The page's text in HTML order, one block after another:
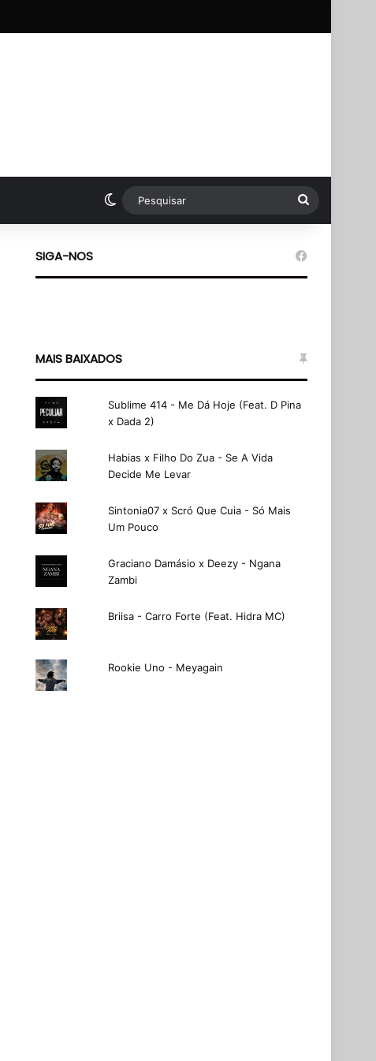
Switch skin Pesquisar
SIGA-NOS
MAIS BAIXADOS
Sublime 414 - Me Dá Hoje (Feat. D Pina
x Dada 2)
Habias x Filho Do Zua - Se A Vida
Decide Me Levar
Sintonia07 x Scró Que Cuia - Só Mais
Um Pouco
Graciano Damásio x Deezy - Ngana
Zambi
Briisa - Carro Forte (Feat. Hidra MC)
Rookie Uno - Meyagain